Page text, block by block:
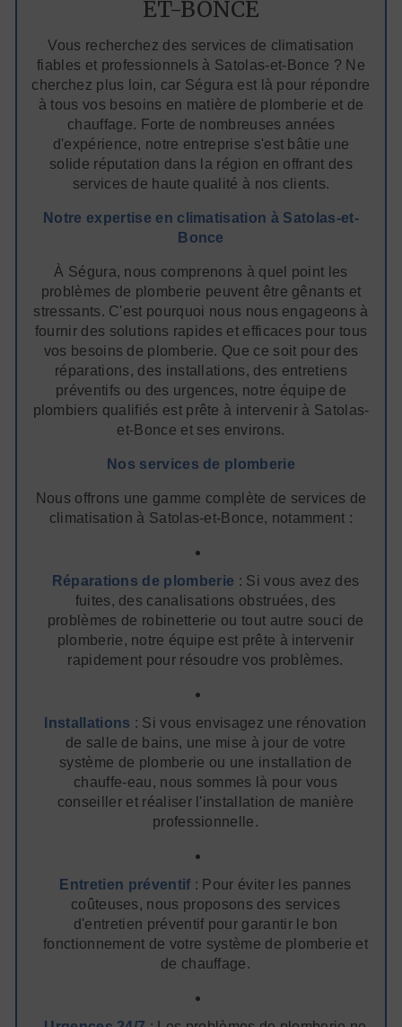
ET-BONCE
Vous recherchez des services de climatisation
fiables et professionnels à Satolas-et-Bonce ? Ne
cherchez plus loin, car Ségura est là pour répondre
à tous vos besoins en matière de plomberie et de
chauffage. Forte de nombreuses années
d'expérience, notre entreprise s'est bâtie une
solide réputation dans la région en offrant des
services de haute qualité à nos clients.
Notre expertise en climatisation à Satolas-et-
Bonce
À Ségura, nous comprenons à quel point les
problèmes de plomberie peuvent être gênants et
stressants. C'est pourquoi nous nous engageons à
fournir des solutions rapides et efficaces pour tous
vos besoins de plomberie. Que ce soit pour des
réparations, des installations, des entretiens
préventifs ou des urgences, notre équipe de
plombiers qualifiés est prête à intervenir à Satolas-
et-Bonce et ses environs.
Nos services de plomberie
Nous offrons une gamme complète de services de
climatisation à Satolas-et-Bonce, notamment :
Réparations de plomberie : Si vous avez des
fuites, des canalisations obstruées, des
problèmes de robinetterie ou tout autre souci de
plomberie, notre équipe est prête à intervenir
rapidement pour résoudre vos problèmes.
Installations : Si vous envisagez une rénovation
de salle de bains, une mise à jour de votre
système de plomberie ou une installation de
chauffe-eau, nous sommes là pour vous
conseiller et réaliser l'installation de manière
professionnelle.
Entretien préventif : Pour éviter les pannes
coûteuses, nous proposons des services
d'entretien préventif pour garantir le bon
fonctionnement de votre système de plomberie et
de chauffage.